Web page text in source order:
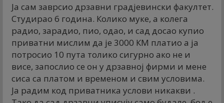
Ја сам заврсио дрзавни градјевински факултет.
Студирао 6 година. Колико муке, а колега
радио, зарадио, пио, одао, и сад досао купио
приватни мислим да је 3000 КМ платио а ја
потросио 10 пута толико сигурно ако не и
висе, запослио се он у дрзавној фирми и мене
сиса са платом и временом и свим условима.
Ја радим код приватника услови никакви .